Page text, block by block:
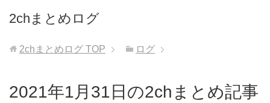
2chまとめログ
2chまとめログ TOP ログ
2021年1月31日の2chまとめ記事